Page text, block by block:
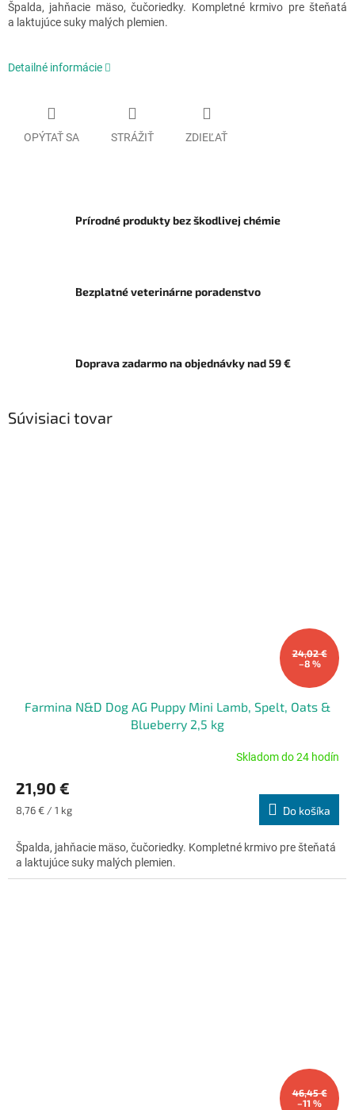
Špalda, jahňacie mäso, čučoriedky. Kompletné krmivo pre šteňatá
a laktujúce suky malých plemien.
Detailné informácie
OPÝTAŤ SA STRÁŽIŤ ZDIEĽAŤ
Prírodné produkty bez škodlivej chémie
Bezplatné veterinárne poradenstvo
Doprava zadarmo na objednávky nad 59 €
Súvisiaci tovar
24,02 €
–8 %
Farmina N&D Dog AG Puppy Mini Lamb, Spelt, Oats &
Blueberry 2,5 kg
produktu
je
5,0
5
hviezdičiek.
Skladom do 24 hodín
21,90 €
Jednotková
8,76 € / 1 kg Do košíka
Špalda, jahňacie mäso, čučoriedky. Kompletné krmivo pre šteňatá
a laktujúce suky malých plemien.
46,45 €
–11 %